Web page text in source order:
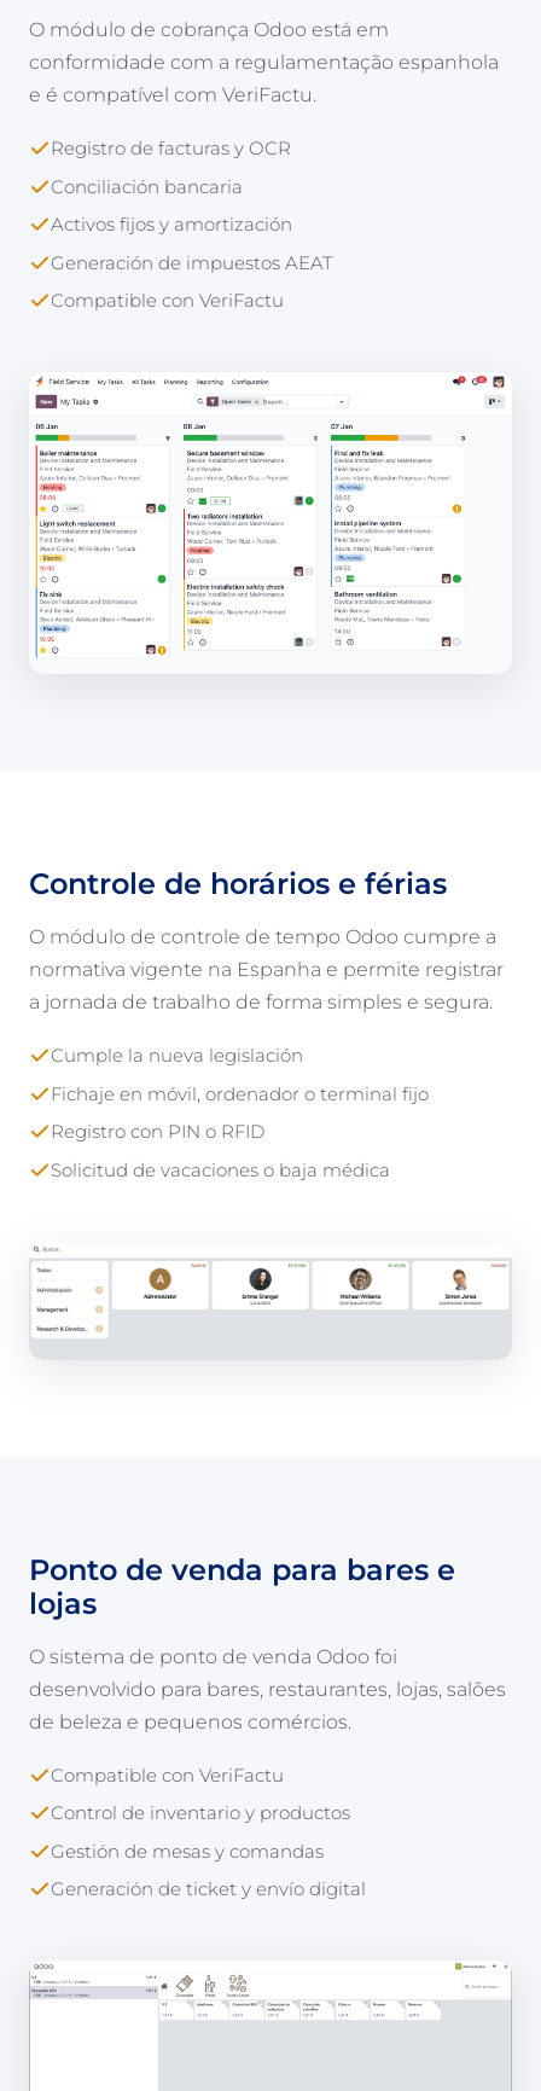
O módulo de cobrança Odoo está em
conformidade com a regulamentação espanhola
e é compatível com VeriFactu.
Registro de facturas y OCR
Conciliación bancaria
Activos fijos y amortización
Generación de impuestos AEAT
Compatible con VeriFactu
Controle de horários e férias
O módulo de controle de tempo Odoo cumpre a
normativa vigente na Espanha e permite registrar
a jornada de trabalho de forma simples e segura.
Cumple la nueva legislación
Fichaje en móvil, ordenador o terminal fijo
Registro con PIN o RFID
Solicitud de vacaciones o baja médica
Ponto de venda para bares e
lojas
O sistema de ponto de venda Odoo foi
desenvolvido para bares, restaurantes, lojas, salões
de beleza e pequenos comércios.
Compatible con VeriFactu
Control de inventario y productos
Gestión de mesas y comandas
Generación de ticket y envío digital